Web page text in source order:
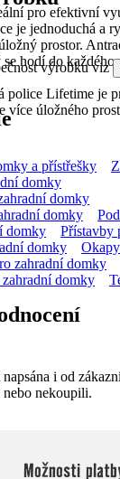
pro efektivní
je jednoduchá a
prostor.
hodí do každého
police Lifetime je
více úložného
výrobku viz
a přístřešky
domky
domky
domky
domky
Přístavby
domky
zahradní domky
domky
i od
nekoupili.
Možnosti